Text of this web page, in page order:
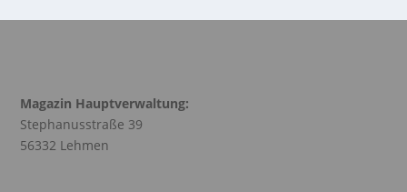
Magazin Hauptverwaltung:
Stephanusstraße 39
56332 Lehmen